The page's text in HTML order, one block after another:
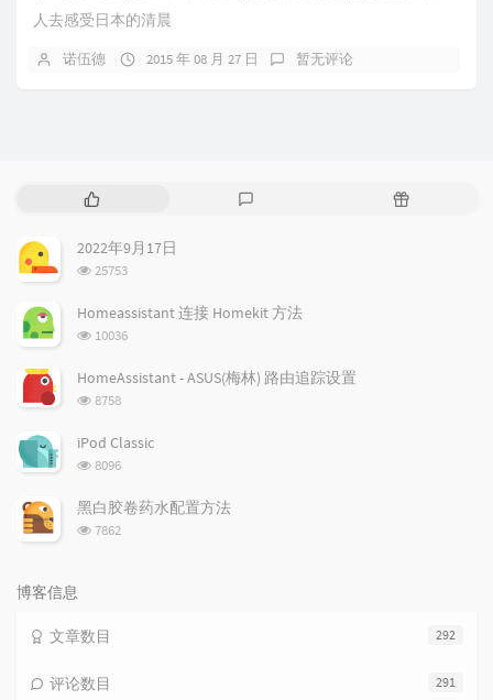
人去感受日本的清晨
诺伍德 2015 年 08 月 27 日 暂无评论
热
文
章
随
2022年9月17日
浏
次
25753
Homeassistant 连接 Homekit 方法
浏
次
10036
HomeAssistant - ASUS(梅林) 路由追踪设置
浏
次
8758
iPod Classic
浏
次
数:
8096
黑白胶卷药水配置方法
浏
7862
博客信息
292
文章数目
291
评论数目